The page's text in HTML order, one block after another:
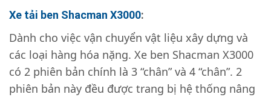
Xe tải ben Shacman X3000:
Dành cho việc vận chuyển vật liệu xây dựng và
các loại hàng hóa nặng. Xe ben Shacman X3000
có 2 phiên bản chính là 3 “chân” và 4 “chân”. 2
phiên bản này đều được trang bị hệ thống nâng